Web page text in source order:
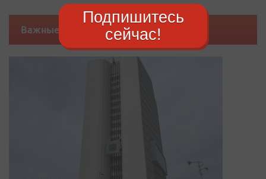
Важные новости
Подпишитесь
сейчас!